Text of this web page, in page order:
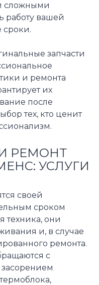
сложными
работу вашей
запчасти
и ремонта
их
после
тех, кто ценит
РЕМОНТ
УСЛУГИ
своей
сроком
техника, они
и, в случае
ремонта.
с